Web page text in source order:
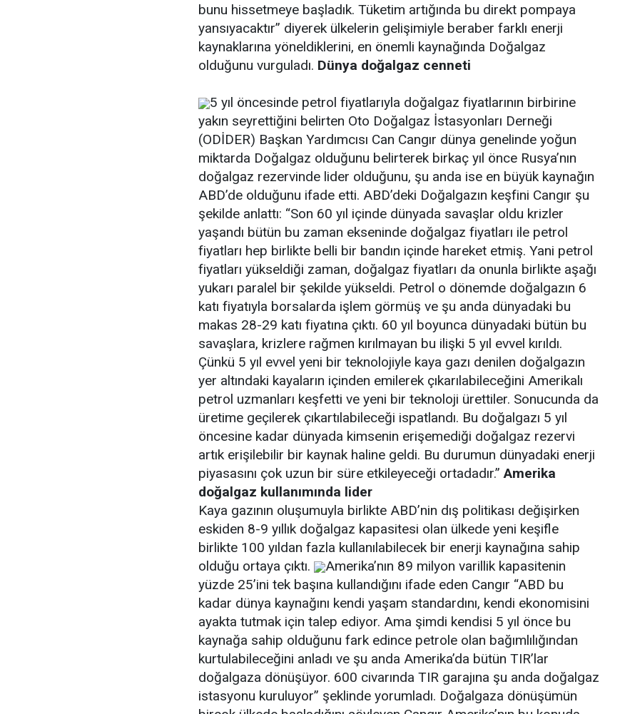
bunu hissetmeye başladık. Tüketim artığında bu direkt pompaya
yansıyacaktır” diyerek ülkelerin gelişimiyle beraber farklı enerji
kaynaklarına yöneldiklerini, en önemli kaynağında Doğalgaz
olduğunu vurguladı. Dünya doğalgaz cenneti
5 yıl öncesinde petrol fiyatlarıyla doğalgaz fiyatlarının birbirine
yakın seyrettiğini belirten Oto Doğalgaz İstasyonları Derneği
(ODİDER) Başkan Yardımcısı Can Cangır dünya genelinde yoğun
miktarda Doğalgaz olduğunu belirterek birkaç yıl önce Rusya’nın
doğalgaz rezervinde lider olduğunu, şu anda ise en büyük kaynağın
ABD’de olduğunu ifade etti. ABD’deki Doğalgazın keşfini Cangır şu
şekilde anlattı: “Son 60 yıl içinde dünyada savaşlar oldu krizler
yaşandı bütün bu zaman ekseninde doğalgaz fiyatları ile petrol
fiyatları hep birlikte belli bir bandın içinde hareket etmiş. Yani petrol
fiyatları yükseldiği zaman, doğalgaz fiyatları da onunla birlikte aşağı
yukarı paralel bir şekilde yükseldi. Petrol o dönemde doğalgazın 6
katı fiyatıyla borsalarda işlem görmüş ve şu anda dünyadaki bu
makas 28-29 katı fiyatına çıktı. 60 yıl boyunca dünyadaki bütün bu
savaşlara, krizlere rağmen kırılmayan bu ilişki 5 yıl evvel kırıldı.
Çünkü 5 yıl evvel yeni bir teknolojiyle kaya gazı denilen doğalgazın
yer altındaki kayaların içinden emilerek çıkarılabileceğini Amerikalı
petrol uzmanları keşfetti ve yeni bir teknoloji ürettiler. Sonucunda da
üretime geçilerek çıkartılabileceği ispatlandı. Bu doğalgazı 5 yıl
öncesine kadar dünyada kimsenin erişemediği doğalgaz rezervi
artık erişilebilir bir kaynak haline geldi. Bu durumun dünyadaki enerji
piyasasını çok uzun bir süre etkileyeceği ortadadır.”Amerika
doğalgaz kullanımında lider
Kaya gazının oluşumuyla birlikte ABD’nin dış politikası değişirken
eskiden 8-9 yıllık doğalgaz kapasitesi olan ülkede yeni keşifle
birlikte 100 yıldan fazla kullanılabilecek bir enerji kaynağına sahip
olduğu ortaya çıktı.
Amerika’nın 89 milyon varillik kapasitenin
yüzde 25’ini tek başına kullandığını ifade eden Cangır “ABD bu
kadar dünya kaynağını kendi yaşam standardını, kendi ekonomisini
ayakta tutmak için talep ediyor. Ama şimdi kendisi 5 yıl önce bu
kaynağa sahip olduğunu fark edince petrole olan bağımlılığından
kurtulabileceğini anladı ve şu anda Amerika’da bütün TIR’lar
doğalgaza dönüşüyor. 600 civarında TIR garajına şu anda doğalgaz
istasyonu kuruluyor” şeklinde yorumladı. Doğalgaza dönüşümün